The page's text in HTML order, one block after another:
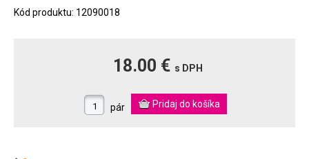
Kód produktu: 12090018
18.00 € s DPH
pár